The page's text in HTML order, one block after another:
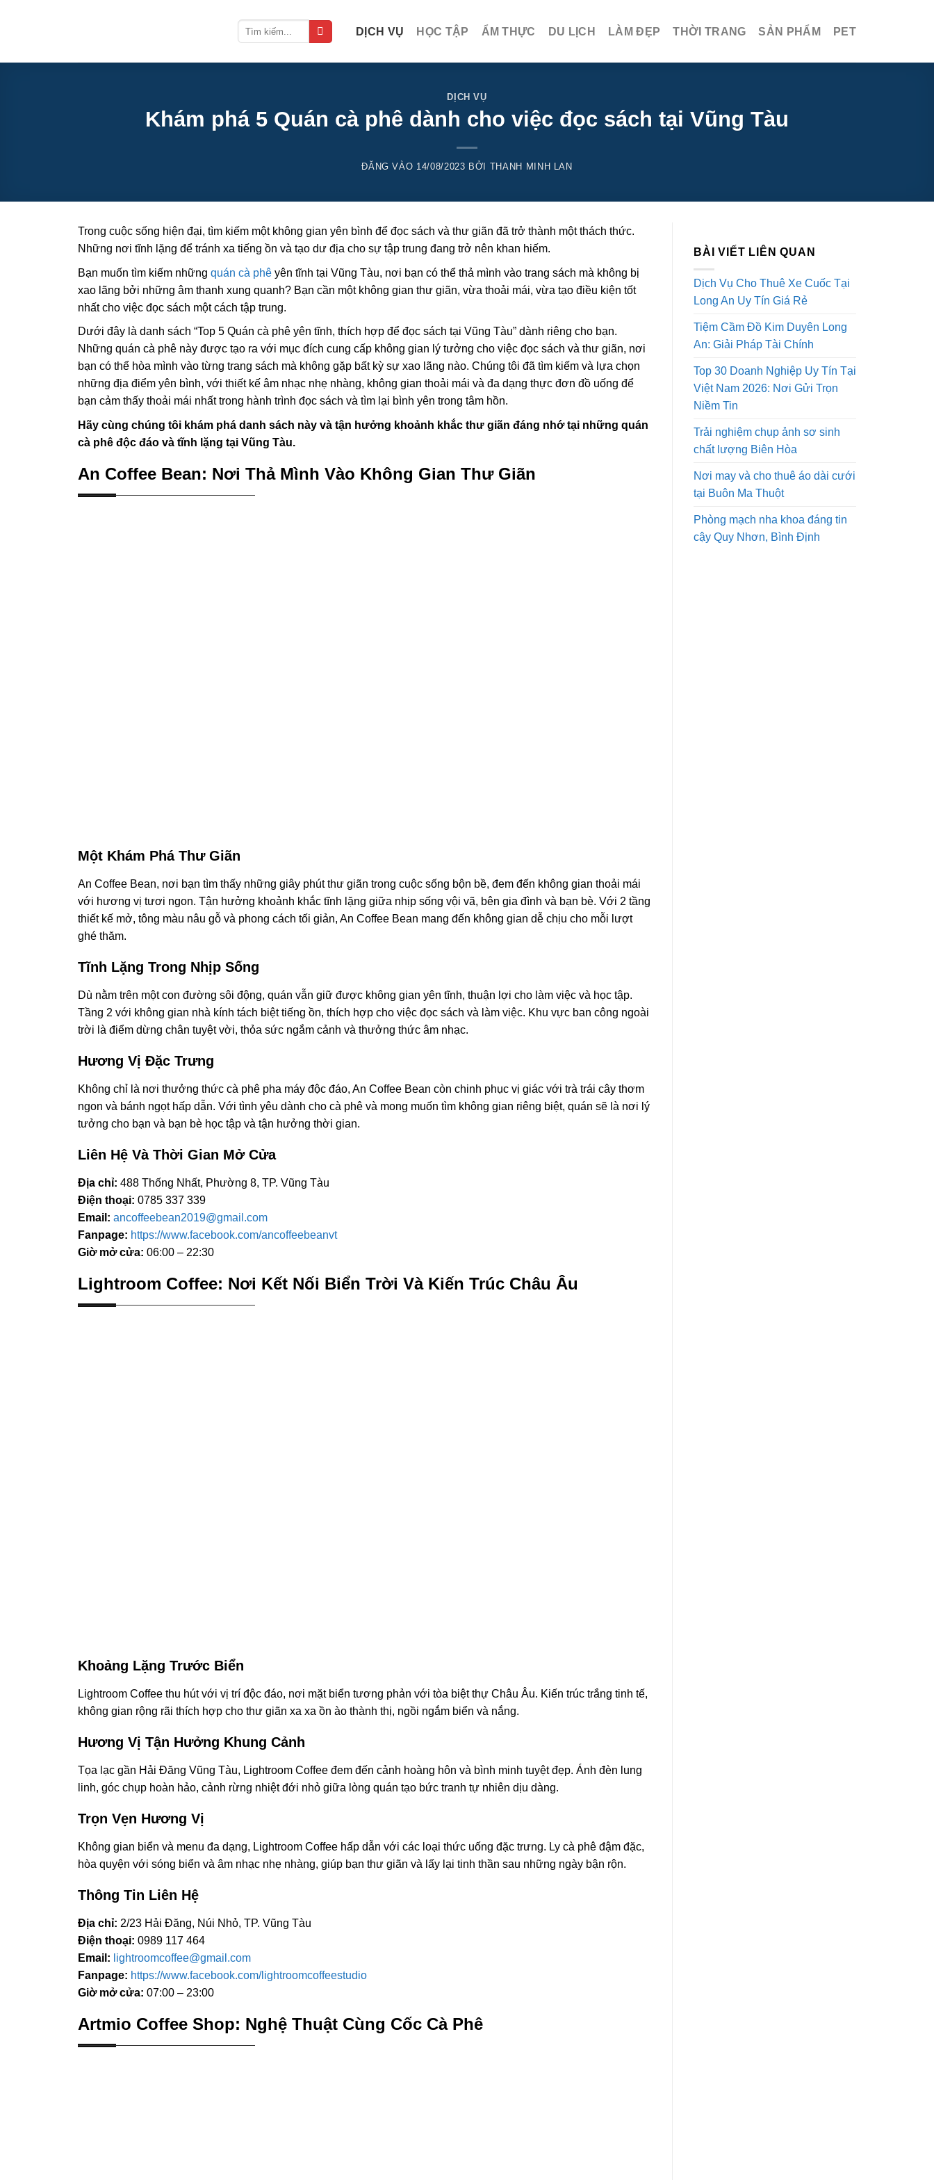
dung
DỊCH VỤ HỌC TẬP ẨM THỰC DU LỊCH LÀM ĐẸP THỜI TRANG SẢN PHẨM PET
DỊCH VỤ
Khám phá 5 Quán cà phê dành cho việc đọc sách tại Vũng Tàu
ĐĂNG VÀO 14/08/2023 BỞI THANH MINH LAN
Trong cuộc sống hiện đại, tìm kiếm một không gian yên bình để đọc sách và thư giãn đã trở thành một thách thức.
Những nơi tĩnh lặng để tránh xa tiếng ồn và tạo dư địa cho sự tập trung đang trở nên khan hiếm.
Bạn muốn tìm kiếm những quán cà phê yên tĩnh tại Vũng Tàu, nơi bạn có thể thả mình vào trang sách mà không bị
xao lãng bởi những âm thanh xung quanh? Bạn cần một không gian thư giãn, vừa thoải mái, vừa tạo điều kiện tốt
nhất cho việc đọc sách một cách tập trung.
Dưới đây là danh sách “Top 5 Quán cà phê yên tĩnh, thích hợp để đọc sách tại Vũng Tàu” dành riêng cho bạn.
Những quán cà phê này được tạo ra với mục đích cung cấp không gian lý tưởng cho việc đọc sách và thư giãn, nơi
bạn có thể hòa mình vào từng trang sách mà không gặp bất kỳ sự xao lãng nào. Chúng tôi đã tìm kiếm và lựa chọn
những địa điểm yên bình, với thiết kế âm nhạc nhẹ nhàng, không gian thoải mái và đa dạng thực đơn đồ uống để
bạn cảm thấy thoải mái nhất trong hành trình đọc sách và tìm lại bình yên trong tâm hồn.
Hãy cùng chúng tôi khám phá danh sách này và tận hưởng khoảnh khắc thư giãn đáng nhớ tại những quán
cà phê độc đáo và tĩnh lặng tại Vũng Tàu.
An Coffee Bean: Nơi Thả Mình Vào Không Gian Thư Giãn
Một Khám Phá Thư Giãn
An Coffee Bean, nơi bạn tìm thấy những giây phút thư giãn trong cuộc sống bộn bề, đem đến không gian thoải mái
với hương vị tươi ngon. Tận hưởng khoảnh khắc tĩnh lặng giữa nhịp sống vội vã, bên gia đình và bạn bè. Với 2 tầng
thiết kế mở, tông màu nâu gỗ và phong cách tối giản, An Coffee Bean mang đến không gian dễ chịu cho mỗi lượt
ghé thăm.
Tĩnh Lặng Trong Nhịp Sống
Dù nằm trên một con đường sôi động, quán vẫn giữ được không gian yên tĩnh, thuận lợi cho làm việc và học tập.
Tầng 2 với không gian nhà kính tách biệt tiếng ồn, thích hợp cho việc đọc sách và làm việc. Khu vực ban công ngoài
trời là điểm dừng chân tuyệt vời, thỏa sức ngắm cảnh và thưởng thức âm nhạc.
Hương Vị Đặc Trưng
Không chỉ là nơi thưởng thức cà phê pha máy độc đáo, An Coffee Bean còn chinh phục vị giác với trà trái cây thơm
ngon và bánh ngọt hấp dẫn. Với tình yêu dành cho cà phê và mong muốn tìm không gian riêng biệt, quán sẽ là nơi lý
tưởng cho bạn và bạn bè học tập và tận hưởng thời gian.
Liên Hệ Và Thời Gian Mở Cửa
Địa chỉ: 488 Thống Nhất, Phường 8, TP. Vũng Tàu
Điện thoại: 0785 337 339
Email: ancoffeebean2019@gmail.com
Fanpage: https://www.facebook.com/ancoffeebeanvt
Giờ mở cửa: 06:00 – 22:30
Lightroom Coffee: Nơi Kết Nối Biển Trời Và Kiến Trúc Châu Âu
Khoảng Lặng Trước Biển
Lightroom Coffee thu hút với vị trí độc đáo, nơi mặt biển tương phản với tòa biệt thự Châu Âu. Kiến trúc trắng tinh tế,
không gian rộng rãi thích hợp cho thư giãn xa xa ồn ào thành thị, ngồi ngắm biển và nắng.
Hương Vị Tận Hưởng Khung Cảnh
Tọa lạc gần Hải Đăng Vũng Tàu, Lightroom Coffee đem đến cảnh hoàng hôn và bình minh tuyệt đẹp. Ánh đèn lung
linh, góc chụp hoàn hảo, cảnh rừng nhiệt đới nhỏ giữa lòng quán tạo bức tranh tự nhiên dịu dàng.
Trọn Vẹn Hương Vị
Không gian biển và menu đa dạng, Lightroom Coffee hấp dẫn với các loại thức uống đặc trưng. Ly cà phê đậm đặc,
hòa quyện với sóng biển và âm nhạc nhẹ nhàng, giúp bạn thư giãn và lấy lại tinh thần sau những ngày bận rộn.
Thông Tin Liên Hệ
Địa chỉ: 2/23 Hải Đăng, Núi Nhỏ, TP. Vũng Tàu
Điện thoại: 0989 117 464
Email: lightroomcoffee@gmail.com
Fanpage: https://www.facebook.com/lightroomcoffeestudio
Giờ mở cửa: 07:00 – 23:00
Artmio Coffee Shop: Nghệ Thuật Cùng Cốc Cà Phê
BÀI VIẾT LIÊN QUAN
Dịch Vụ Cho Thuê Xe Cuốc Tại
Long An Uy Tín Giá Rẻ
Tiệm Cầm Đồ Kim Duyên Long
An: Giải Pháp Tài Chính
Top 30 Doanh Nghiệp Uy Tín Tại
Việt Nam 2026: Nơi Gửi Trọn
Niềm Tin
Trải nghiệm chụp ảnh sơ sinh
chất lượng Biên Hòa
Nơi may và cho thuê áo dài cưới
tại Buôn Ma Thuột
Phòng mạch nha khoa đáng tin
cậy Quy Nhơn, Bình Định